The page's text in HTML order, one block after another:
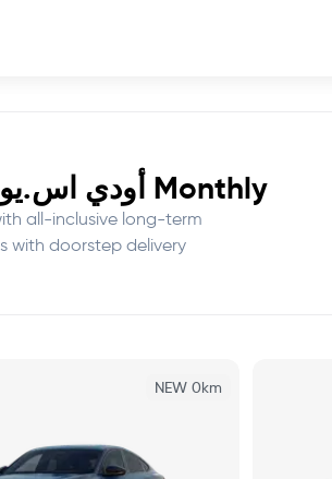
Monthly أودي اس.يو.في Rental Options in UAE
with doorstep delivery.
NEW 0km